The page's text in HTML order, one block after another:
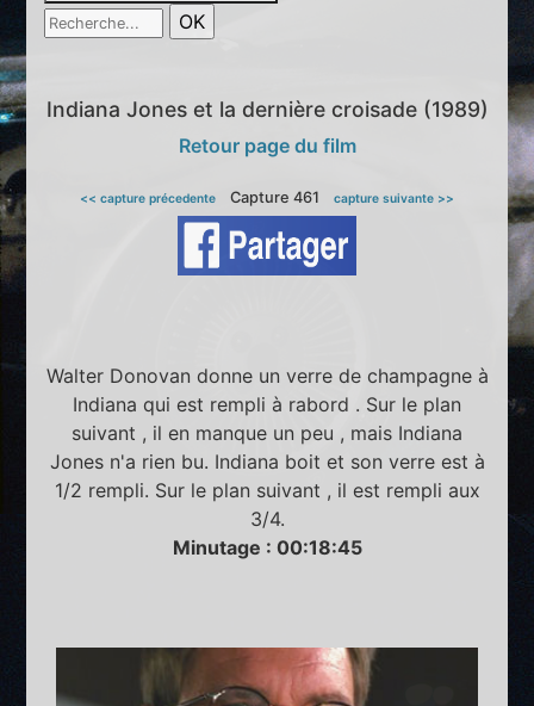
Indiana Jones et la dernière croisade (1989)
Retour page du film
<< capture précedente Capture 461 capture suivante >>
Walter Donovan donne un verre de champagne à
Indiana qui est rempli à rabord . Sur le plan
suivant , il en manque un peu , mais Indiana
Jones n'a rien bu. Indiana boit et son verre est à
1/2 rempli. Sur le plan suivant , il est rempli aux
3/4.
Minutage : 00:18:45